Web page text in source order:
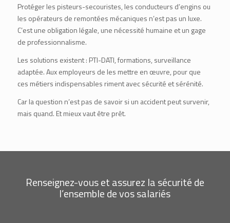
Protéger les pisteurs-secouristes, les conducteurs d’engins ou
les opérateurs de remontées mécaniques n’est pas un luxe.
C’est une obligation légale, une nécessité humaine et un gage
de professionnalisme.
Les solutions existent : PTI-DATI, formations, surveillance
adaptée. Aux employeurs de les mettre en œuvre, pour que
ces métiers indispensables riment avec sécurité et sérénité.
Car la question n’est pas de savoir si un accident peut survenir,
mais quand. Et mieux vaut être prêt.
Renseignez-vous et assurez la sécurité de
l’ensemble de vos salariés